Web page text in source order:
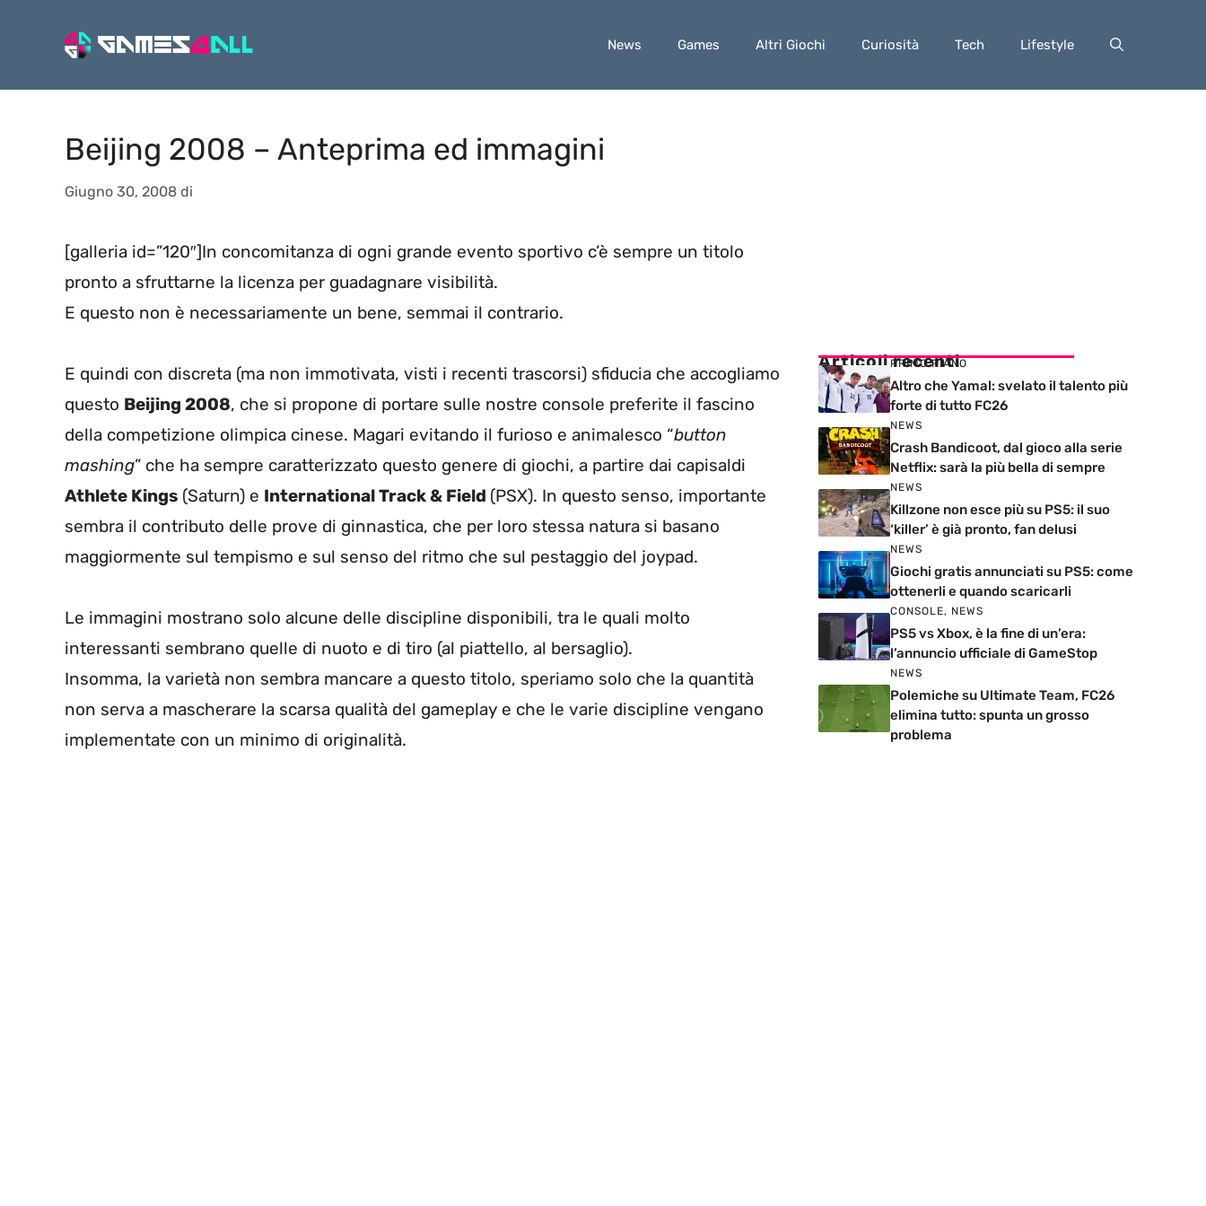
News Games Altri Giochi Curiosità Tech Lifestyle
Beijing 2008 – Anteprima ed immagini
Giugno 30, 2008 di
[galleria id=”120″]In concomitanza di ogni grande evento sportivo c’è sempre un titolo
pronto a sfruttarne la licenza per guadagnare visibilità.
E questo non è necessariamente un bene, semmai il contrario.
E quindi con discreta (ma non immotivata, visti i recenti trascorsi) sfiducia che accogliamo
questo Beijing 2008, che si propone di portare sulle nostre console preferite il fascino
della competizione olimpica cinese. Magari evitando il furioso e animalesco “button
mashing” che ha sempre caratterizzato questo genere di giochi, a partire dai capisaldi
Athlete Kings (Saturn) e International Track & Field (PSX). In questo senso, importante
sembra il contributo delle prove di ginnastica, che per loro stessa natura si basano
maggiormente sul tempismo e sul senso del ritmo che sul pestaggio del joypad.
Le immagini mostrano solo alcune delle discipline disponibili, tra le quali molto
interessanti sembrano quelle di nuoto e di tiro (al piattello, al bersaglio).
Insomma, la varietà non sembra mancare a questo titolo, speriamo solo che la quantità
non serva a mascherare la scarsa qualità del gameplay e che le varie discipline vengano
implementate con un minimo di originalità.
Articoli recenti
PRIMO PIANO
Altro che Yamal: svelato il talento più
forte di tutto FC26
NEWS
Crash Bandicoot, dal gioco alla serie
Netflix: sarà la più bella di sempre
NEWS
Killzone non esce più su PS5: il suo
‘killer’ è già pronto, fan delusi
NEWS
Giochi gratis annunciati su PS5: come
ottenerli e quando scaricarli
CONSOLE, NEWS
PS5 vs Xbox, è la fine di un’era:
l’annuncio ufficiale di GameStop
NEWS
Polemiche su Ultimate Team, FC26
elimina tutto: spunta un grosso
problema